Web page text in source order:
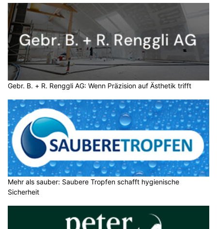
Gebr. B. + R. Renggli AG: Wenn Präzision auf Ästhetik trifft
Mehr als sauber: Saubere Tropfen schafft hygienische
Sicherheit